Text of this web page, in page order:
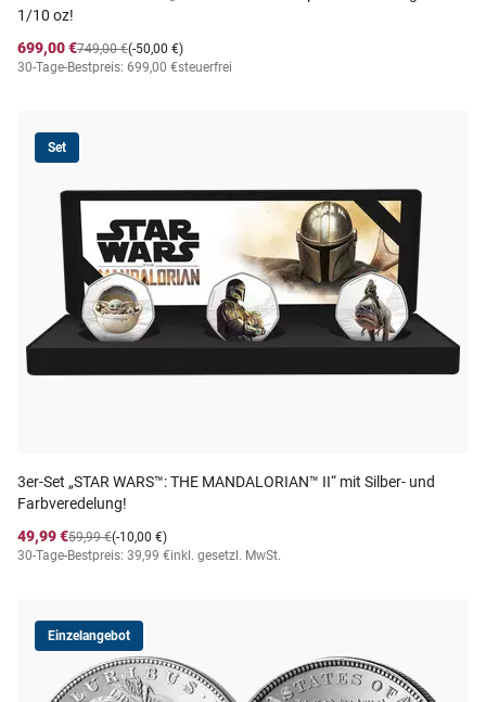
1/10 oz!
699,00 €
(-50,00 €)
749,00 €
30-Tage-Bestpreis: 699,00 €steuerfrei
Set
3er-Set „STAR WARS™: THE MANDALORIAN™ II“ mit Silber- und
Farbveredelung!
49,99 €
(-10,00 €)
59,99 €
30-Tage-Bestpreis: 39,99 €inkl. gesetzl. MwSt.
Einzelangebot